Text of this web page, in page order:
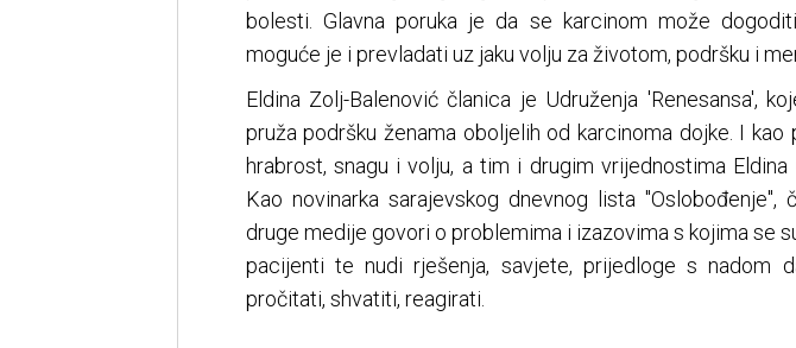
bolesti. Glavna poruka je da se karcinom može
moguće je i prevladati uz jaku volju za životom, podršku i
Eldina Zolj-Balenović članica je Udruženja 'Renesansa',
pruža podršku ženama oboljelih od karcinoma dojke. I kao
hrabrost, snagu i volju, a tim i drugim vrijednostima
Kao novinarka sarajevskog dnevnog lista
druge medije govori o problemima i izazovima s kojima se
pacijenti te nudi rješenja, savjete, prijedloge s nadom
pročitati, shvatiti, reagirati.